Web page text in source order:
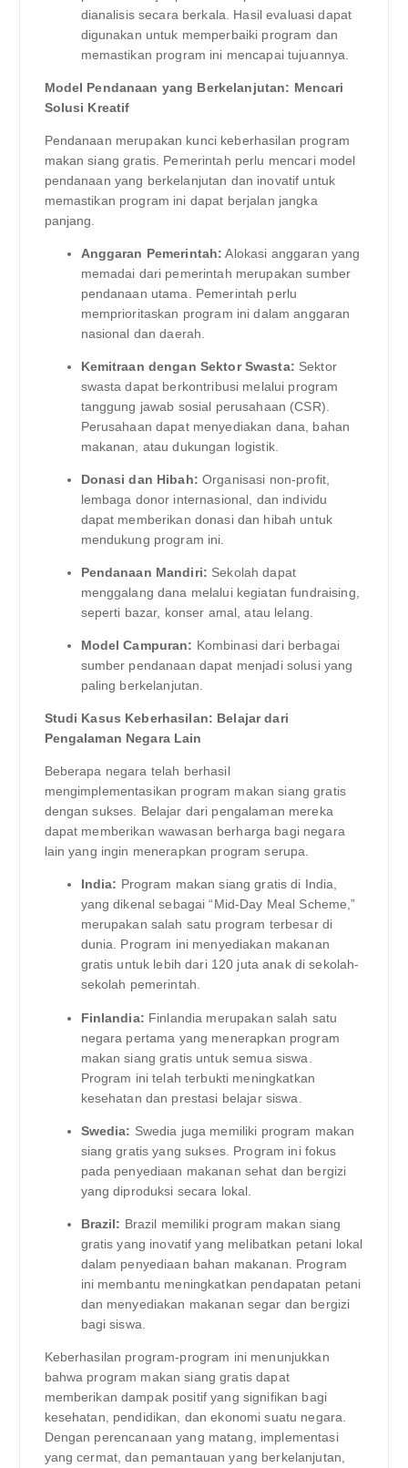
dianalisis secara berkala. Hasil evaluasi dapat
digunakan untuk memperbaiki program dan
memastikan program ini mencapai tujuannya.
Model Pendanaan yang Berkelanjutan: Mencari
Solusi Kreatif
Pendanaan merupakan kunci keberhasilan program
makan siang gratis. Pemerintah perlu mencari model
pendanaan yang berkelanjutan dan inovatif untuk
memastikan program ini dapat berjalan jangka
panjang.
Anggaran Pemerintah: Alokasi anggaran yang
memadai dari pemerintah merupakan sumber
pendanaan utama. Pemerintah perlu
memprioritaskan program ini dalam anggaran
nasional dan daerah.
Kemitraan dengan Sektor Swasta: Sektor
swasta dapat berkontribusi melalui program
tanggung jawab sosial perusahaan (CSR).
Perusahaan dapat menyediakan dana, bahan
makanan, atau dukungan logistik.
Donasi dan Hibah: Organisasi non-profit,
lembaga donor internasional, dan individu
dapat memberikan donasi dan hibah untuk
mendukung program ini.
Pendanaan Mandiri: Sekolah dapat
menggalang dana melalui kegiatan fundraising,
seperti bazar, konser amal, atau lelang.
Model Campuran: Kombinasi dari berbagai
sumber pendanaan dapat menjadi solusi yang
paling berkelanjutan.
Studi Kasus Keberhasilan: Belajar dari
Pengalaman Negara Lain
Beberapa negara telah berhasil
mengimplementasikan program makan siang gratis
dengan sukses. Belajar dari pengalaman mereka
dapat memberikan wawasan berharga bagi negara
lain yang ingin menerapkan program serupa.
India: Program makan siang gratis di India,
yang dikenal sebagai “Mid-Day Meal Scheme,”
merupakan salah satu program terbesar di
dunia. Program ini menyediakan makanan
gratis untuk lebih dari 120 juta anak di sekolah-
sekolah pemerintah.
Finlandia: Finlandia merupakan salah satu
negara pertama yang menerapkan program
makan siang gratis untuk semua siswa.
Program ini telah terbukti meningkatkan
kesehatan dan prestasi belajar siswa.
Swedia: Swedia juga memiliki program makan
siang gratis yang sukses. Program ini fokus
pada penyediaan makanan sehat dan bergizi
yang diproduksi secara lokal.
Brazil: Brazil memiliki program makan siang
gratis yang inovatif yang melibatkan petani lokal
dalam penyediaan bahan makanan. Program
ini membantu meningkatkan pendapatan petani
dan menyediakan makanan segar dan bergizi
bagi siswa.
Keberhasilan program-program ini menunjukkan
bahwa program makan siang gratis dapat
memberikan dampak positif yang signifikan bagi
kesehatan, pendidikan, dan ekonomi suatu negara.
Dengan perencanaan yang matang, implementasi
yang cermat, dan pemantauan yang berkelanjutan,